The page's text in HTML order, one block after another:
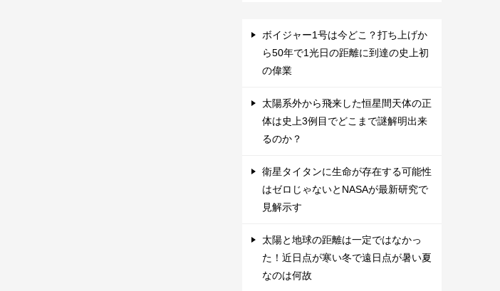
ボイジャー1号は今どこ？打ち上げか
ら50年で1光日の距離に到達の史上初
の偉業
太陽系外から飛来した恒星間天体の正
体は史上3例目でどこまで謎解明出来
るのか？
衛星タイタンに生命が存在する可能性
はゼロじゃないとNASAが最新研究で
見解示す
太陽と地球の距離は一定ではなかっ
た！近日点が寒い冬で遠日点が暑い夏
なのは何故